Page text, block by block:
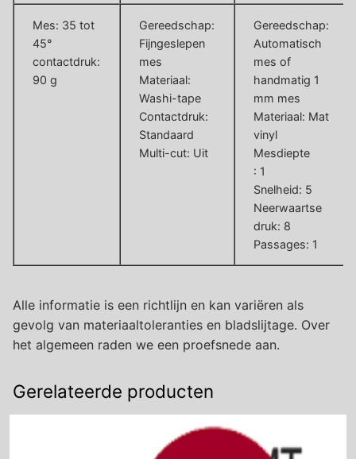
Mes: 35 tot
45°
contactdruk:
90 g
Gereedschap:
Fijngeslepen
mes
Materiaal:
Washi-tape
Contactdruk:
Standaard
Multi-cut: Uit
Gereedschap:
Automatisch
mes of
handmatig 1
mm mes
Materiaal: Mat
vinyl
Mesdiepte
: 1
Snelheid: 5
Neerwaartse
druk: 8
Passages: 1
Alle informatie is een richtlijn en kan variëren als
gevolg van materiaaltoleranties en bladslijtage. Over
het algemeen raden we een proefsnede aan.
Gerelateerde producten